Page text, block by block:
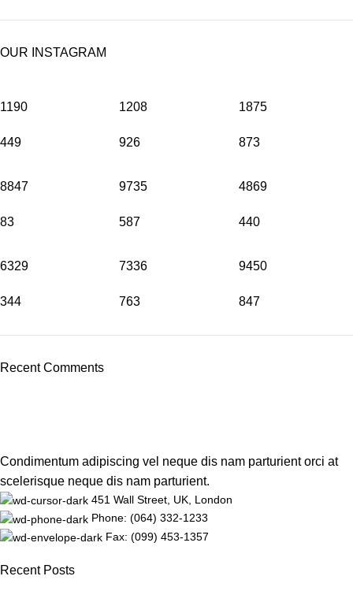
OUR INSTAGRAM
1190
449
1208
926
1875
873
8847
83
9735
587
4869
440
6329
344
7336
763
9450
847
Recent Comments
Condimentum adipiscing vel neque dis nam parturient orci at
scelerisque neque dis nam parturient.
451 Wall Street, UK, London
Phone: (064) 332-1233
Fax: (099) 453-1357
Recent Posts